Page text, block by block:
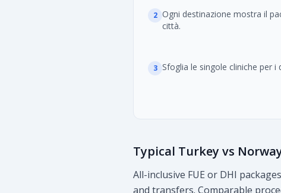
2 Ogni destinazione mostra il
città.
3 Sfoglia le singole cliniche per
Typical Turkey vs
All-inclusive FUE or DHI
and transfers. Comparable